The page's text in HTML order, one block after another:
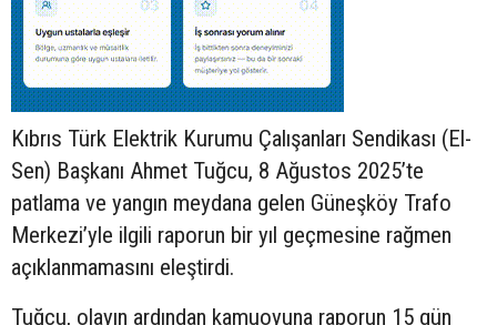
Kıbrıs Türk Elektrik Kurumu Çalışanları Sendikası (El-
Sen) Başkanı Ahmet Tuğcu, 8 Ağustos 2025’te
patlama ve yangın meydana gelen Güneşköy Trafo
Merkezi’yle ilgili raporun bir yıl geçmesine rağmen
açıklanmamasını eleştirdi.
Tuğcu, olayın ardından kamuoyuna raporun 15 gün